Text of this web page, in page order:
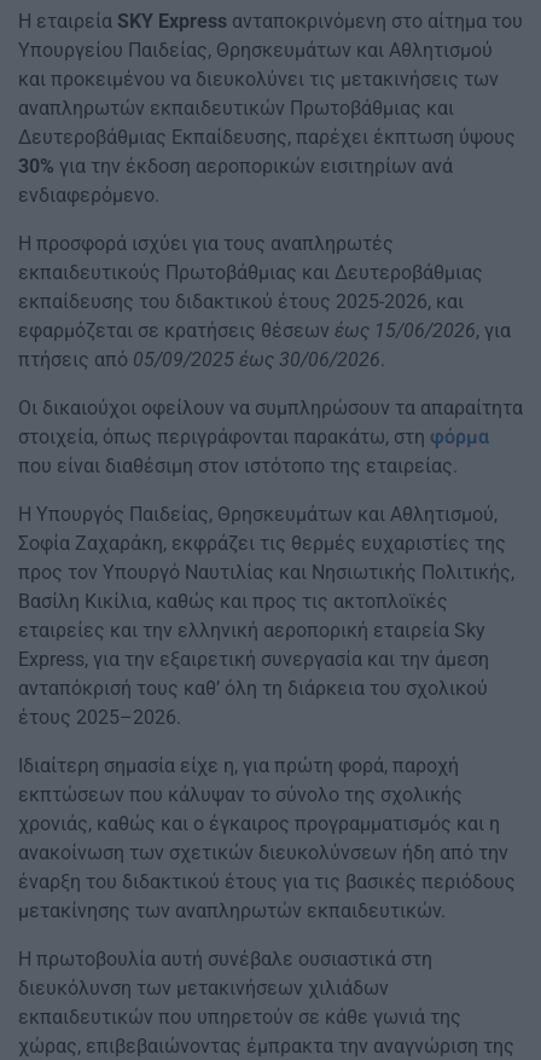
H εταιρεία SKY Express ανταποκρινόμενη στο αίτημα του
Υπουργείου Παιδείας, Θρησκευμάτων και Αθλητισμού
και προκειμένου να διευκολύνει τις μετακινήσεις των
αναπληρωτών εκπαιδευτικών Πρωτοβάθμιας και
Δευτεροβάθμιας Εκπαίδευσης, παρέχει έκπτωση ύψους
30% για την έκδοση αεροπορικών εισιτηρίων ανά
ενδιαφερόμενο.
Η προσφορά ισχύει για τους αναπληρωτές
εκπαιδευτικούς Πρωτοβάθμιας και Δευτεροβάθμιας
εκπαίδευσης του διδακτικού έτους 2025-2026, και
εφαρμόζεται σε κρατήσεις θέσεων έως 15/06/2026, για
πτήσεις από 05/09/2025 έως 30/06/2026.
Οι δικαιούχοι οφείλουν να συμπληρώσουν τα απαραίτητα
στοιχεία, όπως περιγράφονται παρακάτω, στη φόρμα
που είναι διαθέσιμη στον ιστότοπο της εταιρείας.
Η Υπουργός Παιδείας, Θρησκευμάτων και Αθλητισμού,
Σοφία Ζαχαράκη, εκφράζει τις θερμές ευχαριστίες της
προς τον Υπουργό Ναυτιλίας και Νησιωτικής Πολιτικής,
Βασίλη Κικίλια, καθώς και προς τις ακτοπλοϊκές
εταιρείες και την ελληνική αεροπορική εταιρεία Sky
Express, για την εξαιρετική συνεργασία και την άμεση
ανταπόκρισή τους καθ’ όλη τη διάρκεια του σχολικού
έτους 2025–2026.
Ιδιαίτερη σημασία είχε η, για πρώτη φορά, παροχή
εκπτώσεων που κάλυψαν το σύνολο της σχολικής
χρονιάς, καθώς και ο έγκαιρος προγραμματισμός και η
ανακοίνωση των σχετικών διευκολύνσεων ήδη από την
έναρξη του διδακτικού έτους για τις βασικές περιόδους
μετακίνησης των αναπληρωτών εκπαιδευτικών.
Η πρωτοβουλία αυτή συνέβαλε ουσιαστικά στη
διευκόλυνση των μετακινήσεων χιλιάδων
εκπαιδευτικών που υπηρετούν σε κάθε γωνιά της
χώρας, επιβεβαιώνοντας έμπρακτα την αναγνώριση της